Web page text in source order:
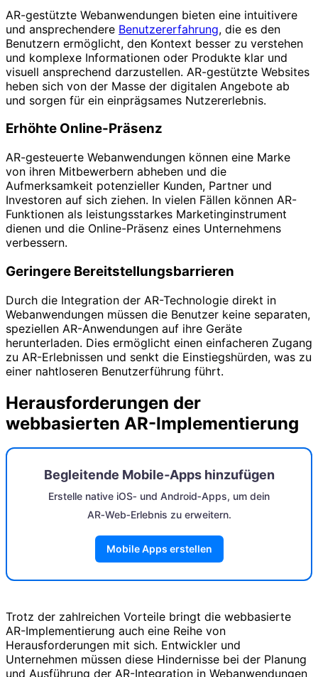
AR-gestützte Webanwendungen bieten eine intuitivere
und ansprechendere Benutzererfahrung, die es den
Benutzern ermöglicht, den Kontext besser zu verstehen
und komplexe Informationen oder Produkte klar und
visuell ansprechend darzustellen. AR-gestützte Websites
heben sich von der Masse der digitalen Angebote ab
und sorgen für ein einprägsames Nutzererlebnis.
Erhöhte Online-Präsenz
AR-gesteuerte Webanwendungen können eine Marke
von ihren Mitbewerbern abheben und die
Aufmerksamkeit potenzieller Kunden, Partner und
Investoren auf sich ziehen. In vielen Fällen können AR-
Funktionen als leistungsstarkes Marketinginstrument
dienen und die Online-Präsenz eines Unternehmens
verbessern.
Geringere Bereitstellungsbarrieren
Durch die Integration der AR-Technologie direkt in
Webanwendungen müssen die Benutzer keine separaten,
speziellen AR-Anwendungen auf ihre Geräte
herunterladen. Dies ermöglicht einen einfacheren Zugang
zu AR-Erlebnissen und senkt die Einstiegshürden, was zu
einer nahtloseren Benutzerführung führt.
Herausforderungen der
webbasierten AR-Implementierung
Begleitende Mobile‑Apps hinzufügen
Erstelle native iOS‑ und Android‑Apps, um dein
AR‑Web‑Erlebnis zu erweitern.
Mobile Apps erstellen
Trotz der zahlreichen Vorteile bringt die webbasierte
AR-Implementierung auch eine Reihe von
Herausforderungen mit sich. Entwickler und
Unternehmen müssen diese Hindernisse bei der Planung
und Ausführung der AR-Integration in Webanwendungen